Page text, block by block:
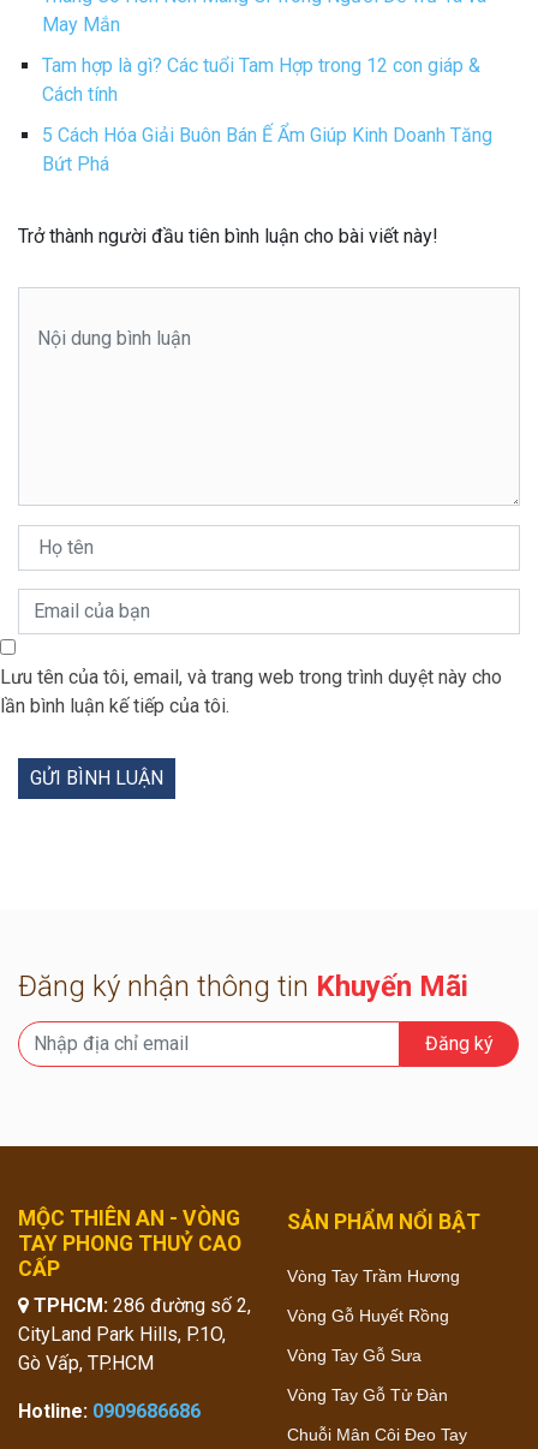
May Mắn
Tam hợp là gì? Các tuổi Tam Hợp trong 12 con giáp &
Cách tính
5 Cách Hóa Giải Buôn Bán Ế Ẩm Giúp Kinh Doanh Tăng
Bứt Phá
Trở thành người đầu tiên bình luận cho bài viết này!
Lưu tên của tôi, email, và trang web trong trình duyệt này cho
lần bình luận kế tiếp của tôi.
Đăng ký nhận thông tin Khuyến Mãi
Đăng ký
MỘC THIÊN AN - VÒNG
TAY PHONG THUỶ CAO
CẤP
TPHCM: 286 đường số 2,
CityLand Park Hills, P.1O,
Gò Vấp, TP.HCM
Hotline: 0909686686
SẢN PHẨM NỔI BẬT
Vòng Tay Trầm Hương
Vòng Gỗ Huyết Rồng
Vòng Tay Gỗ Sưa
Vòng Tay Gỗ Tử Đàn
Chuỗi Mân Côi Đeo Tay